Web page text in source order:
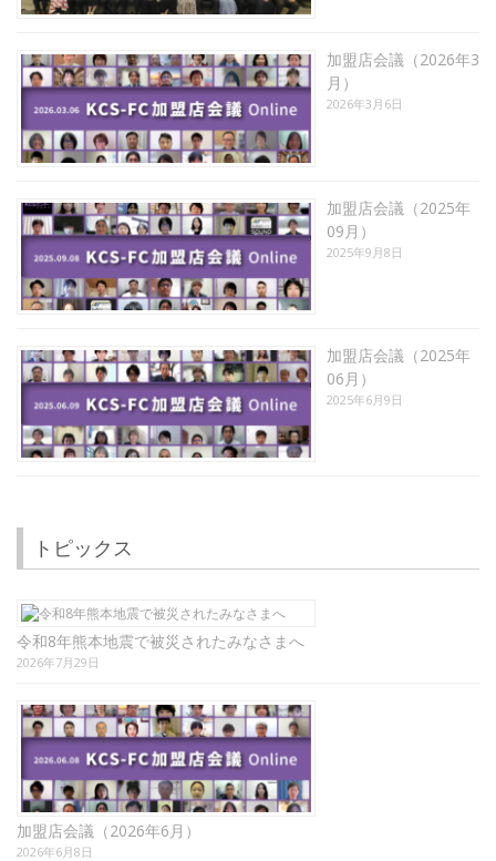
加盟店会議（2026年3
月）
2026年3月6日
加盟店会議（2025年
09月）
2025年9月8日
加盟店会議（2025年
06月）
2025年6月9日
トピックス
令和8年熊本地震で被災されたみなさまへ
2026年7月29日
加盟店会議（2026年6月）
2026年6月8日